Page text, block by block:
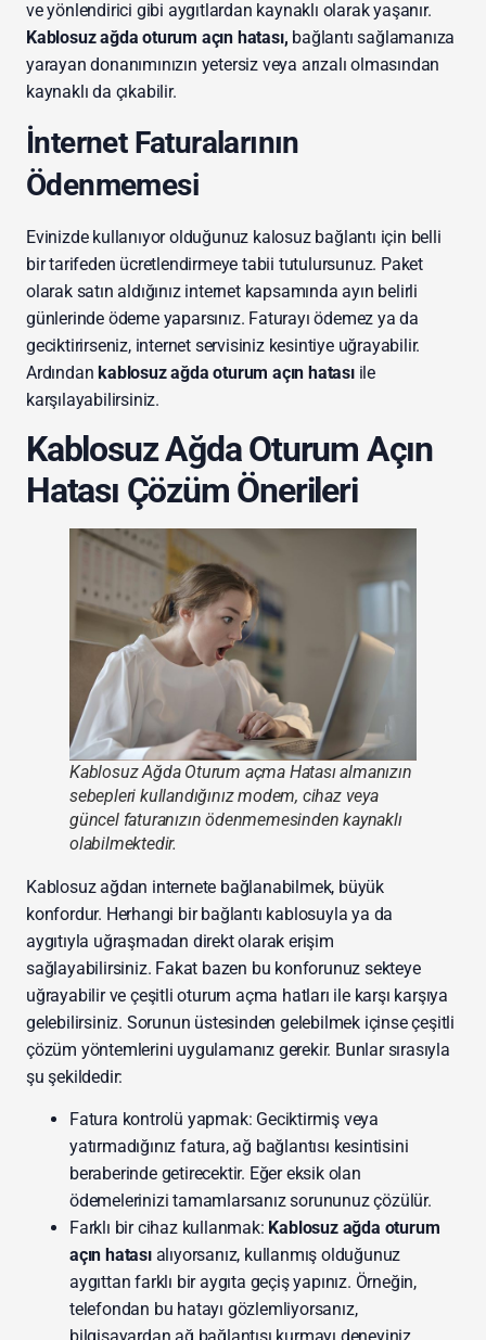
ve yönlendirici gibi aygıtlardan kaynaklı olarak yaşanır.
Kablosuz ağda oturum açın hatası, bağlantı sağlamanıza
yarayan donanımınızın yetersiz veya arızalı olmasından
kaynaklı da çıkabilir.
İnternet Faturalarının
Ödenmemesi
Evinizde kullanıyor olduğunuz kalosuz bağlantı için belli
bir tarifeden ücretlendirmeye tabii tutulursunuz. Paket
olarak satın aldığınız internet kapsamında ayın belirli
günlerinde ödeme yaparsınız. Faturayı ödemez ya da
geciktirirseniz, internet servisiniz kesintiye uğrayabilir.
Ardındankablosuz ağda oturum açın hatası ile
karşılayabilirsiniz.
Kablosuz Ağda Oturum Açın
Hatası Çözüm Önerileri
Kablosuz Ağda Oturum açma Hatası almanızın
sebepleri kullandığınız modem, cihaz veya
güncel faturanızın ödenmemesinden kaynaklı
olabilmektedir.
Kablosuz ağdan internete bağlanabilmek, büyük
konfordur. Herhangi bir bağlantı kablosuyla ya da
aygıtıyla uğraşmadan direkt olarak erişim
sağlayabilirsiniz. Fakat bazen bu konforunuz sekteye
uğrayabilir ve çeşitli oturum açma hatları ile karşı karşıya
gelebilirsiniz. Sorunun üstesinden gelebilmek içinse çeşitli
çözüm yöntemlerini uygulamanız gerekir. Bunlar sırasıyla
şu şekildedir:
Fatura kontrolü yapmak: Geciktirmiş veya
yatırmadığınız fatura, ağ bağlantısı kesintisini
beraberinde getirecektir. Eğer eksik olan
ödemelerinizi tamamlarsanız sorununuz çözülür.
Farklı bir cihaz kullanmak: Kablosuz ağda oturum
açın hatası alıyorsanız, kullanmış olduğunuz
aygıttan farklı bir aygıta geçiş yapınız. Örneğin,
telefondan bu hatayı gözlemliyorsanız,